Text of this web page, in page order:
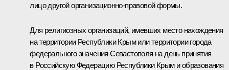
лицо другой организационно-правовой формы.
Для религиозных организаций, имевших место нахождения
на территории Республики Крым или территории города
федерального значения Севастополя на день принятия
в Российскую Федерацию Республики Крым и образования